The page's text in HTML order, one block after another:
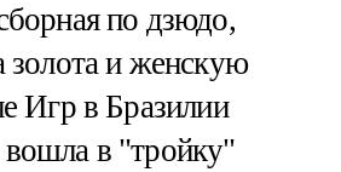
по дзюдо,
золота и женскую
Игр в Бразилии
в "тройку"